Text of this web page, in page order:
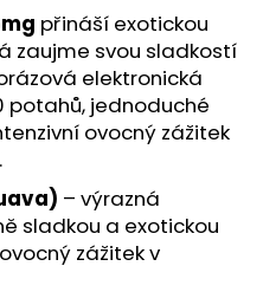
přináší exotickou
zaujme svou sladkostí
elektronická
jednoduché
ovocný zážitek
– výrazná
sladkou a exotickou
zážitek v